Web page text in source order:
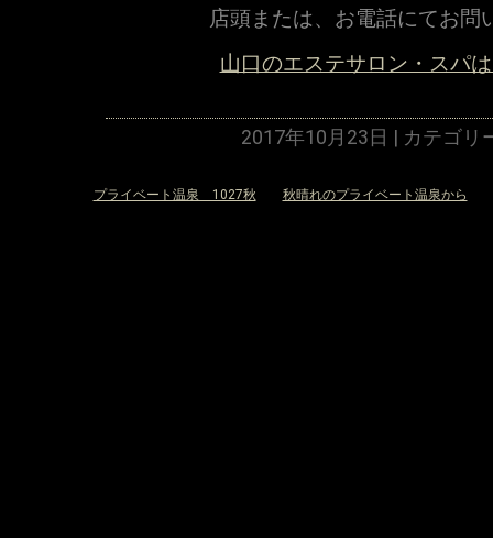
店頭または、お電話にてお問
山口のエステサロン・スパ
2017年10月23日 | カテゴリ
プライベート温泉 1027秋 秋晴れのプライベート温泉から